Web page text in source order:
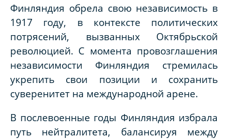
Финляндия обрела свою независимость в
1917 году, в контексте политических
потрясений, вызванных Октябрьской
революцией. С момента провозглашения
независимости Финляндия стремилась
укрепить свои позиции и сохранить
суверенитет на международной арене.
В послевоенные годы Финляндия избрала
путь нейтралитета, балансируя между